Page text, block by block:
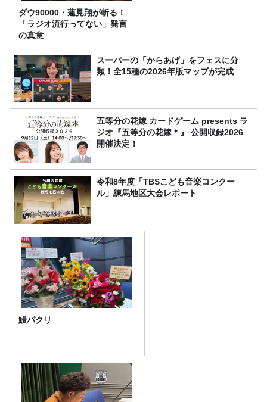
ダウ90000・蓮見翔が斬る！
「ラジオ流行ってない」発言
の真意
スーパーの「からあげ」をフェスに分
類！全15種の2026年版マップが完成
五等分の花嫁 カードゲーム presents ラ
ジオ『五等分の花嫁＊』 公開収録2026
開催決定！
令和8年度「TBSこども音楽コンクー
ル」練馬地区大会レポート
鰻パクリ